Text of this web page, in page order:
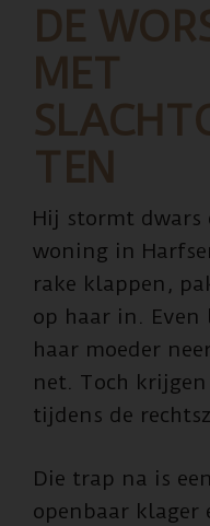
DE
MET
TEN
Hij stormt dwars
woning in
rake klappen,
op haar in.
haar moeder
net. Toch
tijdens de
Die trap na is
openbaar klager